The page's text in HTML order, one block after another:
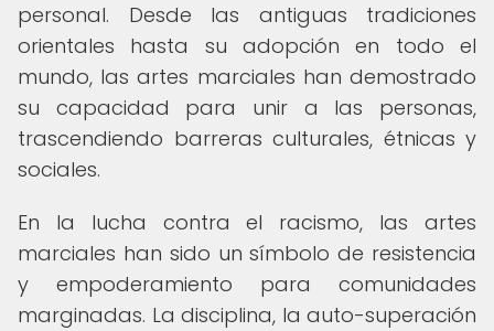
personal. Desde las antiguas tradiciones
orientales hasta su adopción en todo el
mundo, las artes marciales han demostrado
su capacidad para unir a las personas,
trascendiendo barreras culturales, étnicas y
sociales.
En la lucha contra el racismo, las artes
marciales han sido un símbolo de resistencia
y empoderamiento para comunidades
marginadas. La disciplina, la auto-superación